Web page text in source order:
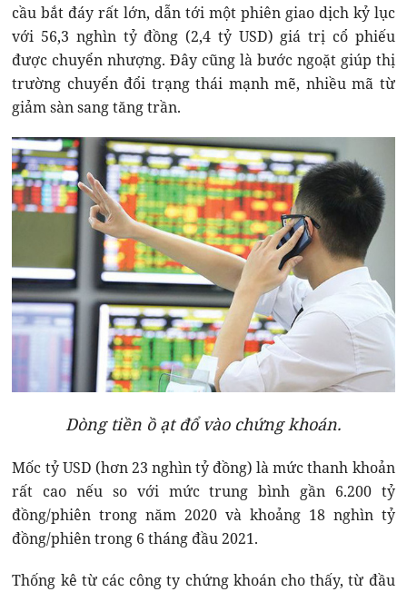
cầu bắt đáy rất lớn, dẫn tới một phiên giao dịch kỷ lục
với 56,3 nghìn tỷ đồng (2,4 tỷ USD) giá trị cổ phiếu
được chuyển nhượng. Đây cũng là bước ngoặt giúp thị
trường chuyển đổi trạng thái mạnh mẽ, nhiều mã từ
giảm sàn sang tăng trần.
Dòng tiền ồ ạt đổ vào chứng khoán.
Mốc tỷ USD (hơn 23 nghìn tỷ đồng) là mức thanh khoản
rất cao nếu so với mức trung bình gần 6.200 tỷ
đồng/phiên trong năm 2020 và khoảng 18 nghìn tỷ
đồng/phiên trong 6 tháng đầu 2021.
Thống kê từ các công ty chứng khoán cho thấy, từ đầu